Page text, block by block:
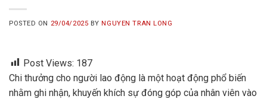
POSTED ON 29/04/2025 BYNGUYEN TRAN LONG
Post Views: 187
Chi thưởng cho người lao động là một hoạt động phổ biến
nhằm ghi nhận, khuyến khích sự đóng góp của nhân viên vào